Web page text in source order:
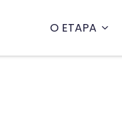
O ETAPA